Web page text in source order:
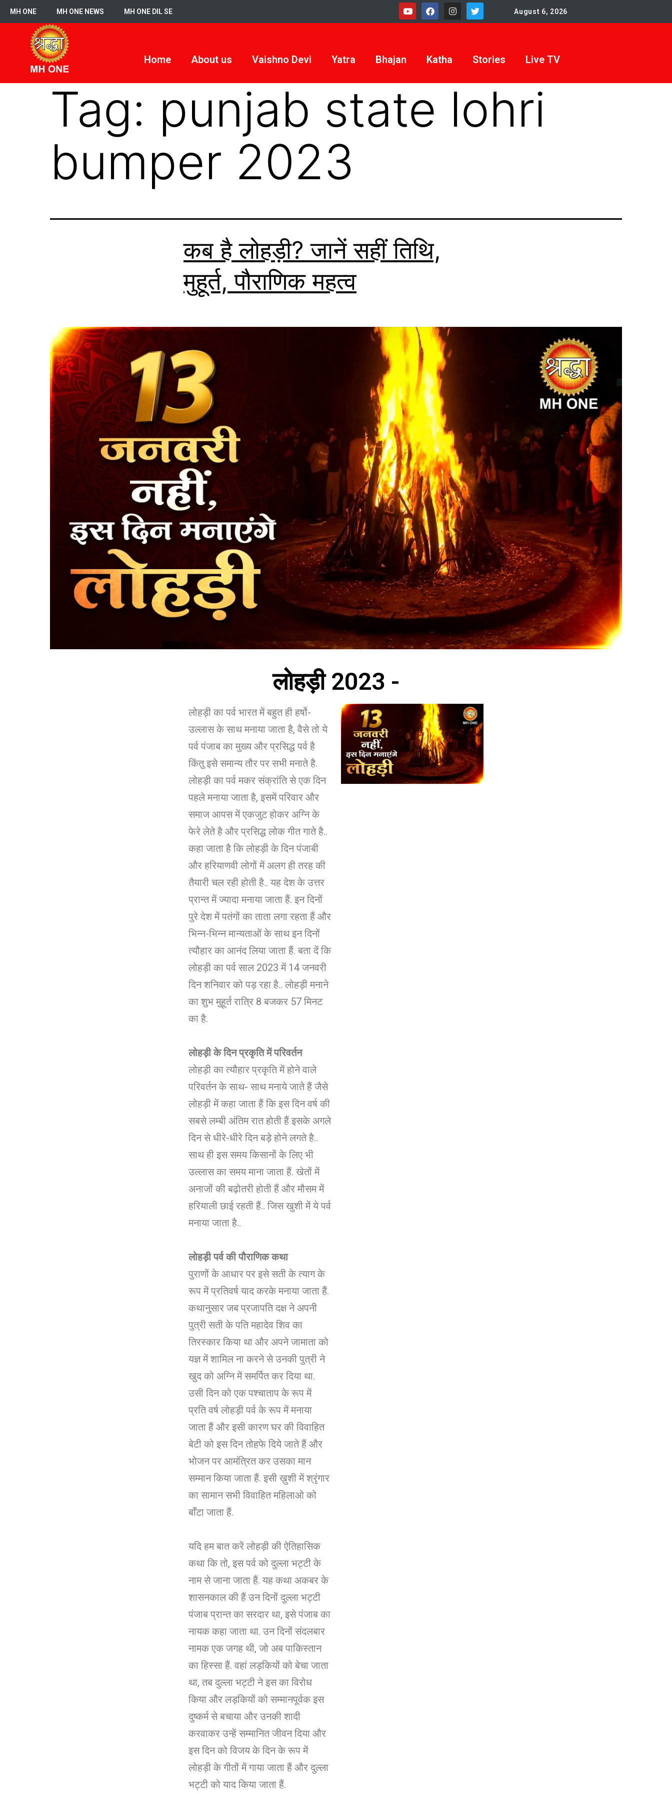
MH ONE MH ONE NEWS MH ONE DIL SE August 6, 2026
Home About us Vaishno Devi Yatra Bhajan Katha Stories Live TV
Tag: punjab state lohri
bumper 2023
कब है लोहड़ी? जानें सहीं तिथि,
मुहूर्त, पौराणिक महत्व
लोहड़ी 2023 -
लोहड़ी का पर्व भारत में बहुत ही हर्षो-
उल्लास के साथ मनाया जाता है, वैसे तो ये
पर्व पंजाब का मुख्य और प्रसिद्ध पर्व है
किंतु इसे समान्य तौर पर सभी मनाते है.
लोहड़ी का पर्व मकर संक्रांति से एक दिन
पहले मनाया जाता है, इसमें परिवार और
समाज आपस में एकजुट होकर अग्नि के
फेरे लेते है और प्रसिद्ध लोक गीत गाते है..
कहा जाता है कि लोहड़ी के दिन पंजाबी
और हरियाणवी लोगों में अलग ही तरह की
तैयारी चल रही होती है.. यह देश के उत्तर
प्रान्त में ज्यादा मनाया जाता हैं. इन दिनों
पुरे देश में पतंगों का ताता लगा रहता हैं और
भिन्न-भिन्न मान्यताओं के साथ इन दिनों
त्यौहार का आनंद लिया जाता हैं. बता दें कि
लोहड़ी का पर्व साल 2023 में 14 जनवरी
दिन शनिवार को पड़ रहा है.. लोहड़ी मनाने
का शुभ मुहूर्त रात्रि 8 बजकर 57 मिनट
का है.
लोहड़ी के दिन प्रकृति में परिवर्तन
लोहड़ी का त्यौहार प्रकृति में होने वाले
परिवर्तन के साथ- साथ मनाये जाते हैं जैसे
लोहड़ी में कहा जाता हैं कि इस दिन वर्ष की
सबसे लम्बी अंतिम रात होती हैं इसके अगले
दिन से धीरे-धीरे दिन बड़े होने लगते है..
साथ ही इस समय किसानों के लिए भी
उल्लास का समय माना जाता हैं. खेतों में
अनाजों की बढ़ोतरी होती हैं और मौसम में
हरियाली छाई रहती हैं.. जिस खुशी में ये पर्व
मनाया जाता है..
लोहड़ी पर्व की पौराणिक कथा
पुराणों के आधार पर इसे सती के त्याग के
रूप में प्रतिवर्ष याद करके मनाया जाता हैं.
कथानुसार जब प्रजापति दक्ष ने अपनी
पुत्री सती के पति महादेव शिव का
तिरस्कार किया था और अपने जामाता को
यज्ञ में शामिल ना करने से उनकी पुत्री ने
खुद को अग्नि में समर्पित कर दिया था.
उसी दिन को एक पश्चाताप के रूप में
प्रति वर्ष लोहड़ी पर्व के रूप में मनाया
जाता हैं और इसी कारण घर की विवाहित
बेटी को इस दिन तोहफे दिये जाते हैं और
भोजन पर आमंत्रित कर उसका मान
सम्मान किया जाता हैं. इसी ख़ुशी में श्रृंगार
का सामान सभी विवाहित महिलाओ को
बाँटा जाता हैं.
यदि हम बात करें लोहड़ी की ऐतिहासिक
कथा कि तो, इस पर्व को दुल्ला भट्टी के
नाम से जाना जाता हैं. यह कथा अकबर के
शासनकाल की हैं उन दिनों दुल्ला भट्टी
पंजाब प्रान्त का सरदार था, इसे पंजाब का
नायक कहा जाता था. उन दिनों संदलबार
नामक एक जगह थी, जो अब पाकिस्तान
का हिस्सा हैं. वहां लड़कियों को बेचा जाता
था, तब दुल्ला भट्टी ने इस का विरोध
किया और लड़कियों को सम्मानपूर्वक इस
दुष्कर्म से बचाया और उनकी शादी
करवाकर उन्हें सम्मानित जीवन दिया और
इस दिन को विजय के दिन के रूप में
लोहड़ी के गीतों में गाया जाता हैं और दुल्ला
भट्टी को याद किया जाता हैं.